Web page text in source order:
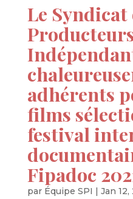
Le Syndicat
adhérents
films
festival
Fipadoc
par Équipe SPI | Jan 12,